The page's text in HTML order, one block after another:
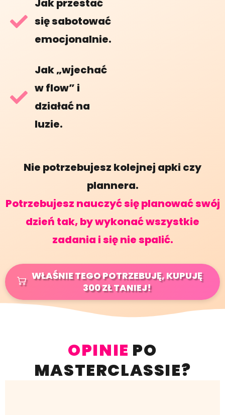
Jak przestać
się sabotować
emocjonalnie.
Jak „wjechać
w flow” i
działać na
luzie.
Nie potrzebujesz kolejnej apki czy
plannera.
Potrzebujesz nauczyć się planować swój
dzień tak, by wykonać wszystkie
zadania i się nie spalić.
WŁAŚNIE TEGO POTRZEBUJĘ, KUPUJĘ
300 ZŁ TANIEJ!
OPINIE PO
MASTERCLASSIE?